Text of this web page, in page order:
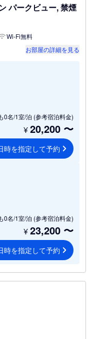
パークビュー, 禁煙
Wi-Fi無料
お部屋の詳細を見る
0名/1室/泊 (参考宿泊料金)
¥20,200 〜
時を指定して予約
0名/1室/泊 (参考宿泊料金)
¥23,200 〜
時を指定して予約